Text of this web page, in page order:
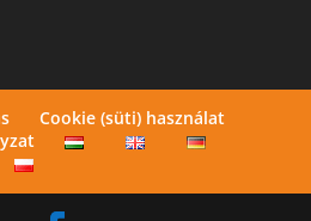
Cookie (süti) használat